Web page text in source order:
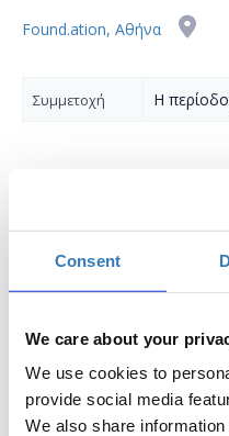
Consent
We care about your
We use cookies to
provide social media
We also share
Found.ation, Αθήνα
Συμμετοχή Η
Το σεμινάριο θα έχει
σεμιναρίωνJavaScript
& Advanced Javascript-
Συνοπτική παρουσίαση